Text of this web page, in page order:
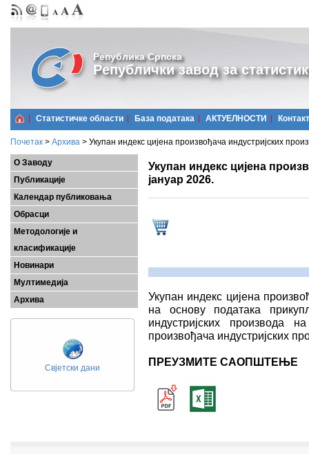
Република Српска
Републички завод за
Статистичке области Базa података АКТУЕЛНОСТИ Контакт
Почетак > Архива > Укупан индекс цијена произвођача индустријских
О Заводу
Публикације
Календар публиковања
Обрасци
Методологије и
класификације
Новинари
Мултимедија
Архива
Свјетски дани
Укупан индекс цијена
јануар 2026.
Укупан индекс цијена
на основу података
индустријских производа
произвођача индустријских
ПРЕУЗМИТЕ САОПШТЕЊЕ